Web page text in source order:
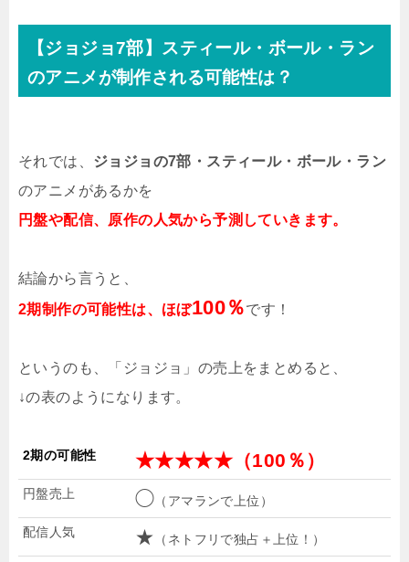
【ジョジョ7部】スティール・ボール・ラン
のアニメが制作される可能性は？
それでは、 ジョジョの7部・スティール・ボール・ラン
のアニメがあるかを
円盤や配信、原作の人気から予測していきます。
結論から言うと、
2期制作の可能性は、ほぼ100％です！
というのも、「ジョジョ」の売上をまとめると、
↓の表のようになります。
2期の可能性 ★★★★★（100％）
円盤売上 ◯ （アマランで上位）
配信人気 ★ （ネトフリで独占＋上位！）